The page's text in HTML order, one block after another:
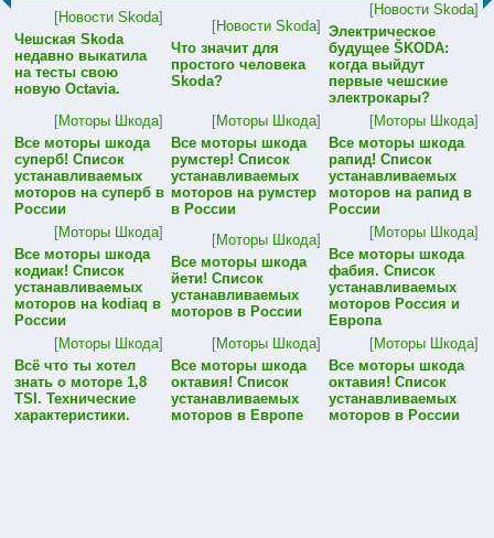
[Новости Skoda]
Чешская Skoda
недавно выкатила
на тесты свою
новую Octavia.
[Новости Skoda]
Что значит для
простого человека
Skoda?
[Новости Skoda]
Электрическое
будущее ŠKODA:
когда выйдут
первые чешские
электрокары?
[Моторы Шкода]
Все моторы шкода
суперб! Список
устанавливаемых
моторов на суперб в
России
[Моторы Шкода]
Все моторы шкода
румстер! Список
устанавливаемых
моторов на румстер
в России
[Моторы Шкода]
Все моторы шкода
рапид! Список
устанавливаемых
моторов на рапид в
России
[Моторы Шкода]
Все моторы шкода
кодиак! Список
устанавливаемых
моторов на kodiaq в
России
[Моторы Шкода]
Все моторы шкода
йети! Список
устанавливаемых
моторов в России
[Моторы Шкода]
Все моторы шкода
фабия. Список
устанавливаемых
моторов Россия и
Европа
[Моторы Шкода]
Всё что ты хотел
знать о моторе 1,8
TSI. Технические
характеристики.
[Моторы Шкода]
Все моторы шкода
октавия! Список
устанавливаемых
моторов в Европе
[Моторы Шкода]
Все моторы шкода
октавия! Список
устанавливаемых
моторов в России